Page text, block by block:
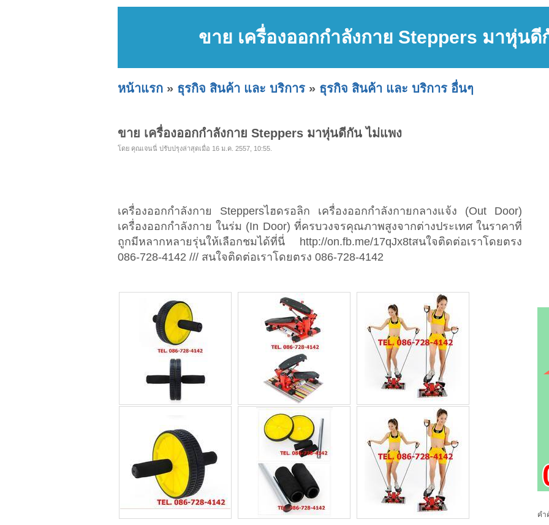
ขาย เครื่องออกกำลังกาย Steppers มาหุ่นดี
หน้าแรก » ธุรกิจ สินค้า และ บริการ » ธุรกิจ สินค้า และ บริการ อื่นๆ
ขาย เครื่องออกกำลังกาย Steppers มาหุ่นดีกัน ไม่แพง
โดย คุณเจนนี่ ปรับปรุงล่าสุดเมื่อ 16 ม.ค. 2557, 10:55.
เครื่องออกกำลังกาย Steppersไฮดรอลิก เครื่องออกกำลังกายกลางแจ้ง (Out Door)
เครื่องออกกำลังกาย ในร่ม (In Door) ที่ครบวงจรคุณภาพสูงจากต่างประเทศ ในราคาที่
ถูกมีหลากหลายรุ่นให้เลือกชมได้ที่นี่ http://on.fb.me/17qJx8tสนใจติดต่อเราโดยตรง
086-728-4142 /// สนใจติดต่อเราโดยตรง 086-728-4142
คำ